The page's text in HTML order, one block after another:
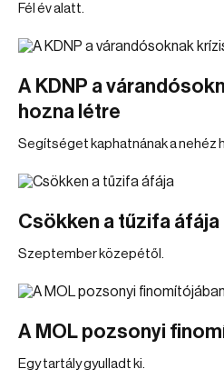
Fél év alatt.
A KDNP a
hozna létre
Segítséget kaphatnának a nehéz
Csökken a tűzifa áfája
Szeptember közepétől.
A MOL pozsonyi
Egy tartály gyulladt ki.